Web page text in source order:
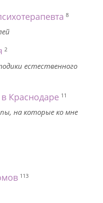
8
2
естественного
Краснодаре 11
на которые ко мне
113